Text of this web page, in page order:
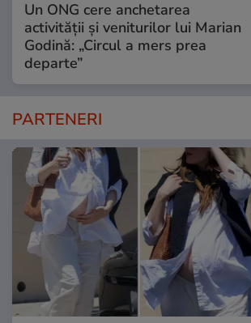
Un ONG cere anchetarea
activității și veniturilor lui Marian
Godină: „Circul a mers prea
departe”
PARTENERI